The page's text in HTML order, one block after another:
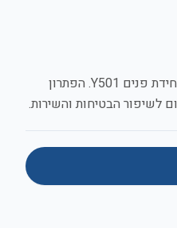
לחצן מצוקה וקריאת אחות אלחוטי בתקן SIP, המיועד לעבודה מול יחידת פנים Y501. הפתרון
לשיפור הבטיחות והשירות.